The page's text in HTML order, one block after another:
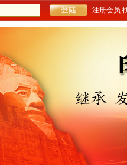
注册会员